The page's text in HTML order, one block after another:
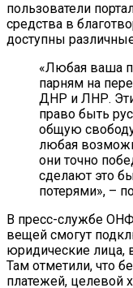
пользователи
средства в
доступны
«Любая ваша
парням на
ДНР и ЛНР. Эти
право быть
общую
любая
они точно
сделают это
потерями», –
В пресс-службе ОНФ
вещей смогут
юридические лица,
Там отметили, что
платежей, целевой